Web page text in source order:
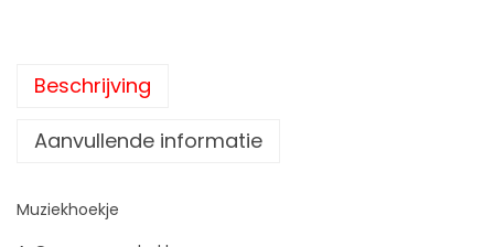
Beschrijving
Aanvullende informatie
Muziekhoekje